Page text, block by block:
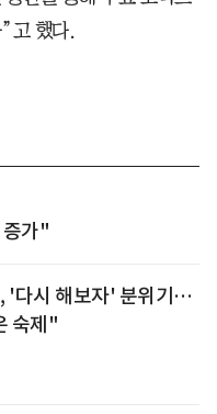
고 했다.
가"
'다시 해보자' 분위기…
숙제"